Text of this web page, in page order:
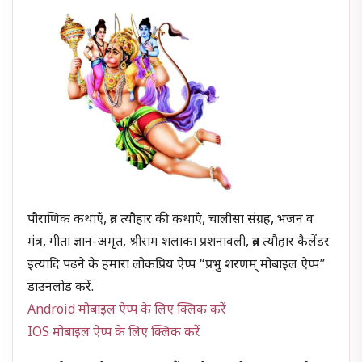
पौराणिक कथाएँ, व्रत त्यौहार की कथाएँ, चालीसा संग्रह, भजन व
मंत्र, गीता ज्ञान-अमृत, श्रीराम शलाका प्रशनावली, व्रत त्यौहार कैलेंडर
इत्यादि पढ़ने के हमारा लोकप्रिय ऐप्प “प्रभु शरणम् मोबाइल ऐप्प”
डाउनलोड करें.
Android मोबाइल ऐप्प के लिए क्लिक करें
IOS मोबाइल ऐप्प के लिए क्लिक करें